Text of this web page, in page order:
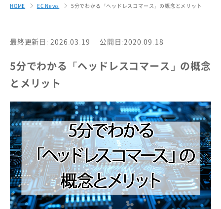
HOME EC News 5分でわかる「ヘッドレスコマース」の概念とメリット
最終更新日: 2026.03.19 公開日:2020.09.18
5分でわかる「ヘッドレスコマース」の概念
とメリット